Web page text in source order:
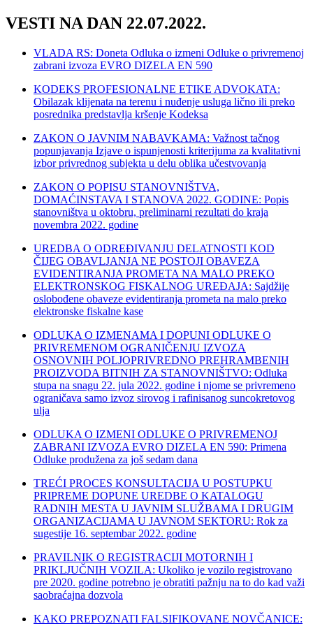
VESTI NA DAN 22.07.2022.
VLADA RS: Doneta Odluka o izmeni Odluke o privremenoj
zabrani izvoza EVRO DIZELA EN 590
KODEKS PROFESIONALNE ETIKE ADVOKATA:
Obilazak klijenata na terenu i nuđenje usluga lično ili preko
posrednika predstavlja kršenje Kodeksa
ZAKON O JAVNIM NABAVKAMA: Važnost tačnog
popunjavanja Izjave o ispunjenosti kriterijuma za kvalitativni
izbor privrednog subjekta u delu oblika učestvovanja
ZAKON O POPISU STANOVNIŠTVA,
DOMAĆINSTAVA I STANOVA 2022. GODINE: Popis
stanovništva u oktobru, preliminarni rezultati do kraja
novembra 2022. godine
UREDBA O ODREĐIVANJU DELATNOSTI KOD
ČIJEG OBAVLJANJA NE POSTOJI OBAVEZA
EVIDENTIRANJA PROMETA NA MALO PREKO
ELEKTRONSKOG FISKALNOG UREĐAJA: Sajdžije
oslobođene obaveze evidentiranja prometa na malo preko
elektronske fiskalne kase
ODLUKA O IZMENAMA I DOPUNI ODLUKЕ O
PRIVREMENOM OGRANIČENJU IZVOZA
OSNOVNIH POLJOPRIVREDNO PREHRAMBENIH
PROIZVODA BITNIH ZA STANOVNIŠTVO: Odluka
stupa na snagu 22. jula 2022. godine i njome se privremeno
ograničava samo izvoz sirovog i rafinisanog suncokretovog
ulja
ODLUKA O IZMENI ODLUKE O PRIVREMENOJ
ZABRANI IZVOZA EVRO DIZELA EN 590: Primena
Odluke produžena za još sedam dana
TREĆI PROCES KONSULTACIJA U POSTUPKU
PRIPREME DOPUNE UREDBE O KATALOGU
RADNIH MESTA U JAVNIM SLUŽBAMA I DRUGIM
ORGANIZACIJAMA U JAVNOM SEKTORU: Rok za
sugestije 16. septembar 2022. godine
PRAVILNIK O REGISTRACIJI MOTORNIH I
PRIKLJUČNIH VOZILA: Ukoliko je vozilo registrovano
pre 2020. godine potrebno je obratiti pažnju na to do kad važi
saobraćajna dozvola
KAKO PREPOZNATI FALSIFIKOVANE NOVČANICE: